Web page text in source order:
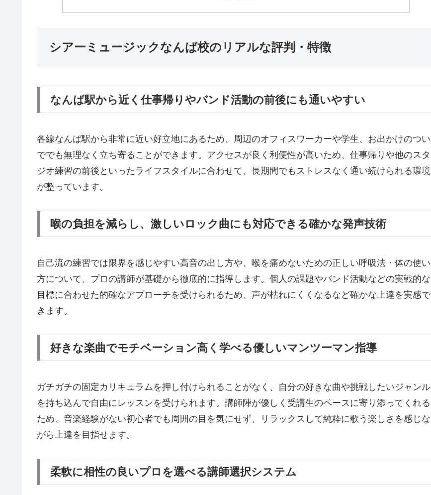
シアーミュージックなんば校のリアルな評判・特徴
なんば駅から近く仕事帰りやバンド活動の前後にも通いやすい
各線なんば駅から非常に近い好立地にあるため、周辺のオフィスワーカーや学生、お出かけのつい
ででも無理なく立ち寄ることができます。アクセスが良く利便性が高いため、仕事帰りや他のスタ
ジオ練習の前後といったライフスタイルに合わせて、長期間でもストレスなく通い続けられる環境
が整っています。
喉の負担を減らし、激しいロック曲にも対応できる確かな発声技術
自己流の練習では限界を感じやすい高音の出し方や、喉を痛めないための正しい呼吸法・体の使い
方について、プロの講師が基礎から徹底的に指導します。個人の課題やバンド活動などの実戦的な
目標に合わせた的確なアプローチを受けられるため、声が枯れにくくなるなど確かな上達を実感で
きます。
好きな楽曲でモチベーション高く学べる優しいマンツーマン指導
ガチガチの固定カリキュラムを押し付けられることがなく、自分の好きな曲や挑戦したいジャンル
を持ち込んで自由にレッスンを受けられます。講師陣が優しく受講生のペースに寄り添ってくれる
ため、音楽経験がない初心者でも周囲の目を気にせず、リラックスして純粋に歌う楽しさを感じな
がら上達を目指せます。
柔軟に相性の良いプロを選べる講師選択システム